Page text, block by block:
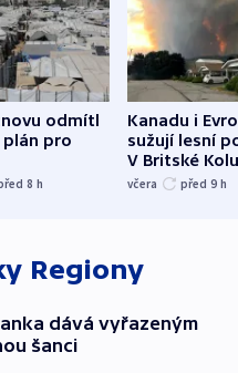
odmítl
plán pro
8 h
Kanadu i
sužují lesní
V Britské
evakuovali
včera před 9 h
Regiony
dává vyřazeným
šanci